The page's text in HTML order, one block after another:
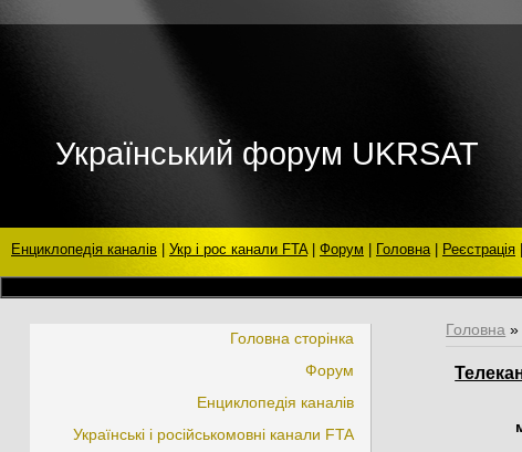
Український форум UKRSAT
Енциклопедія каналів Укр і рос канали FTA| Форум Головна| Реєстрація
Головна сторінка
Форум
Енциклопедія каналів
Українські і російськомовні канали FTA
Головна »